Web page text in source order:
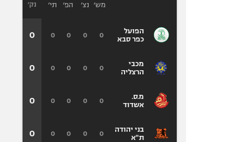
הפועל
כפר סבא
מכבי
הרצליה
מ.ס.
אשדוד
בני יהודה
ת"א
מש׳ נצ׳ הפ׳ תי׳
0
0
0
0
0
0
0
0
0
0
0
0
0
0
0
0
נק׳
0
0
0
0